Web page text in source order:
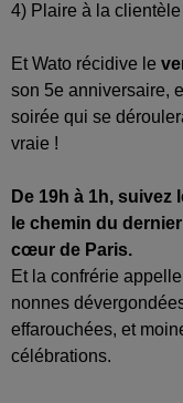
4) Plaire à la
Et Wato récidive le
son 5e anniversaire,
soirée qui se
vraie !
De 19h à 1h, suivez
le chemin du
cœur de Paris.
Et la confrérie
nonnes
effarouchées, et
célébrations.